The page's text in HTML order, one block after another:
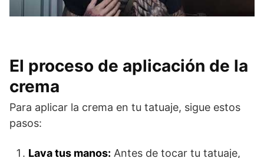
El proceso de aplicación de la
crema
Para aplicar la crema en tu tatuaje, sigue estos
pasos:
Lava tus manos: Antes de tocar tu tatuaje,